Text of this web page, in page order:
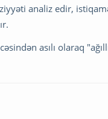
analiz edir,
asılı olaraq